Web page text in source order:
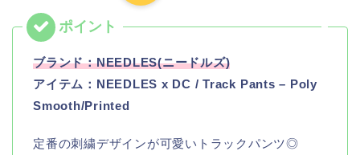
ブランド：NEEDLES(ニードルズ)
アイテム：NEEDLES x DC / Track Pants – Poly
Smooth/Printed
定番の刺繍デザインが可愛いトラックパンツ◎
サイトマップ
ブログ一覧
プライバシーポリシー